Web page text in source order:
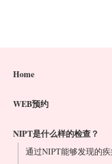
Home
WEB预约
NIPT是什么样的检查？
通过NIPT能够发现的